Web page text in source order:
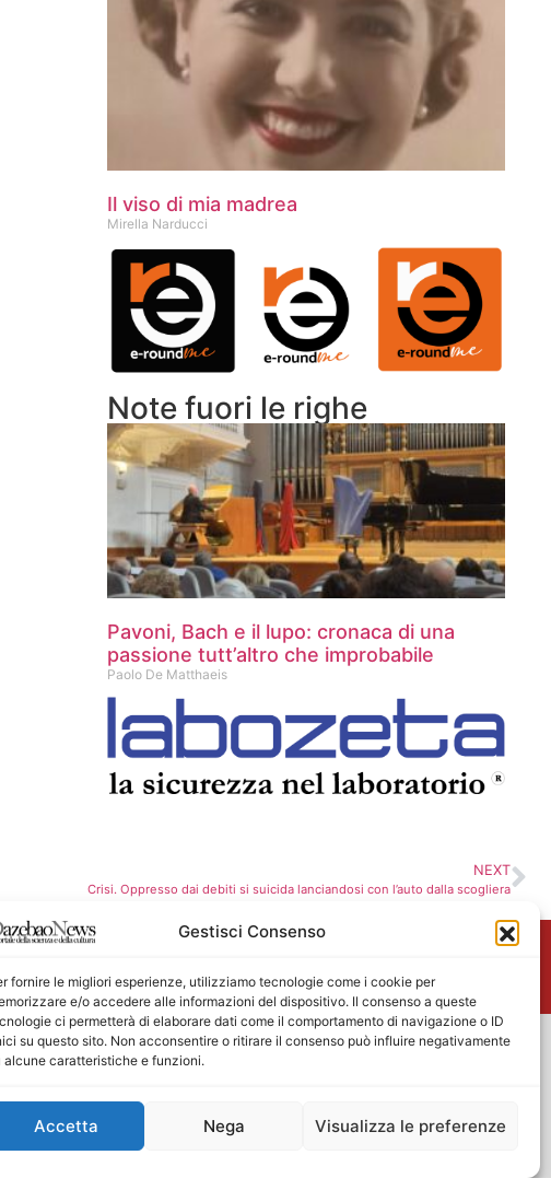
Gestisci Consenso
fornire le migliori esperienze, utilizziamo tecnologie come i cookie per
e/o accedere alle informazioni del dispositivo. Il consenso a queste
ci permetterà di elaborare dati come il comportamento di navigazione o ID
su questo sito. Non acconsentire o ritirare il consenso può influire negativamente
alcune caratteristiche e funzioni.
Accetta Nega Visualizza le preferenze
Il viso di mia madrea
Mirella Narducci
Note fuori le righe
Pavoni, Bach e il lupo: cronaca di una
passione tutt’altro che improbabile
Paolo De Matthaeis
NEXT
Crisi. Oppresso dai debiti si suicida lanciandosi con l’auto dalla scogliera
Nome